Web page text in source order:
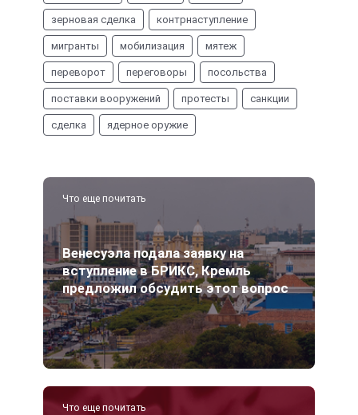
зерновая сделка контрнаступление
мигранты мобилизация мятеж
переворот переговоры посольства
поставки вооружений протесты санкции
сделка ядерное оружие
Что еще почитать
Венесуэла подала заявку на
вступление в БРИКС, Кремль
предложил обсудить этот вопрос
Что еще почитать